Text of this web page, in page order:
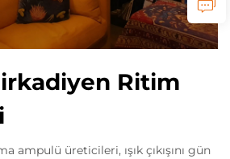
Ritim
ampulü üreticileri, ışık çıkışını gün